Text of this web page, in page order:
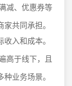
减、优惠券等
共同承担。
入和成本。
高于线下，且
业务场景。